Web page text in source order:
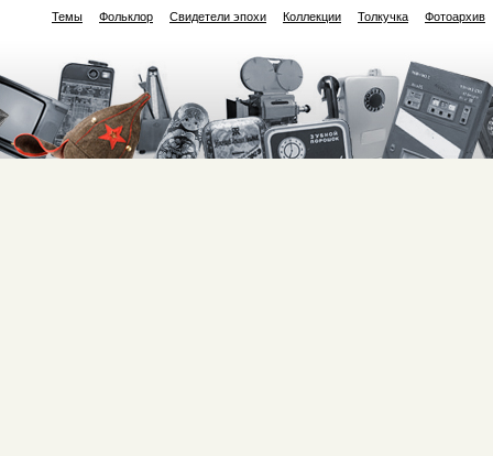
Темы Фольклор Свидетели эпохи Коллекции Толкучка Фотоархив